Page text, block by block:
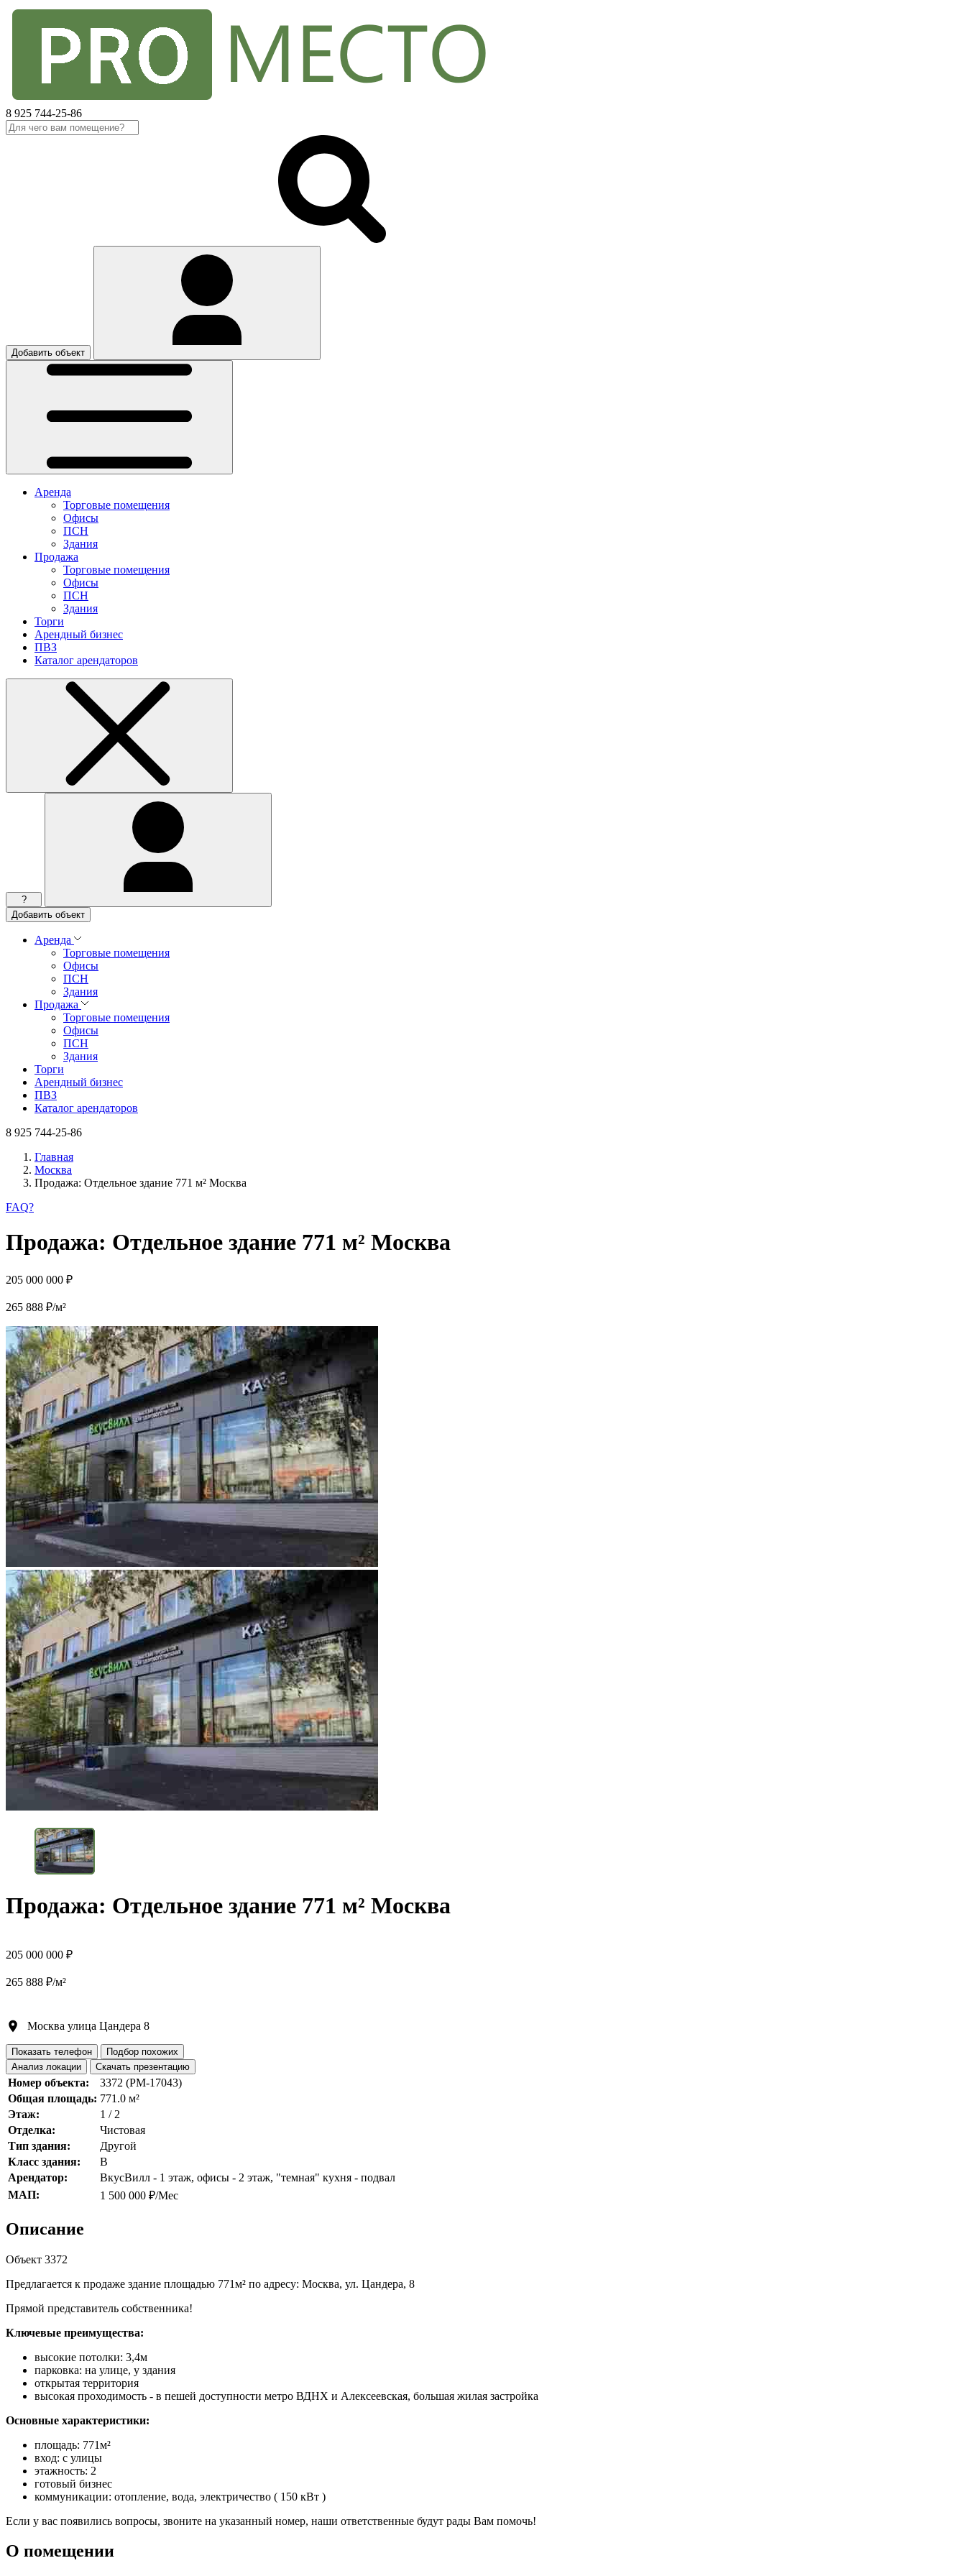
8 925 744-25-86
Добавить объект
Аренда
Торговые помещения
Офисы
ПСН
Здания
Продажа
Торговые помещения
Офисы
ПСН
Здания
Торги
Арендный бизнес
ПВЗ
Каталог арендаторов
?
Добавить объект
Аренда
Торговые помещения
Офисы
ПСН
Здания
Продажа
Торговые помещения
Офисы
ПСН
Здания
Торги
Арендный бизнес
ПВЗ
Каталог арендаторов
8 925 744-25-86
Главная
Москва
Продажа: Отдельное здание 771 м² Москва
FAQ?
Продажа: Отдельное здание 771 м² Москва
205 000 000 ₽
265 888 ₽/м²
Продажа: Отдельное здание 771 м² Москва
205 000 000 ₽
265 888 ₽/м²
Москва улица Цандера 8
Показать телефон
Подбор похожих
Анализ локации
Скачать презентацию
Номер объекта:
3372 (PM-17043)
Общая площадь: 771.0 м²
Этаж:
1 / 2
Отделка:
Чистовая
Тип здания:
Другой
Класс здания:
B
Арендатор:
ВкусВилл - 1 этаж, офисы - 2 этаж, "темная" кухня - подвал
МАП:
1 500 000 ₽/Мес
Описание
Объект 3372
Предлагается к продаже здание площадью 771м² по адресу: Москва, ул. Цандера, 8
Прямой представитель собственника!
Ключевые преимущества:
высокие потолки: 3,4м
парковка: на улице, у здания
открытая территория
высокая проходимость - в пешей доступности метро ВДНХ и Алексеевская, большая жилая застройка
Основные характеристики:
площадь: 771м²
вход: с улицы
этажность: 2
готовый бизнес
коммуникации: отопление, вода, электричество ( 150 кВт )
Если у вас появились вопросы, звоните на указанный номер, наши ответственные будут рады Вам помочь!
О помещении